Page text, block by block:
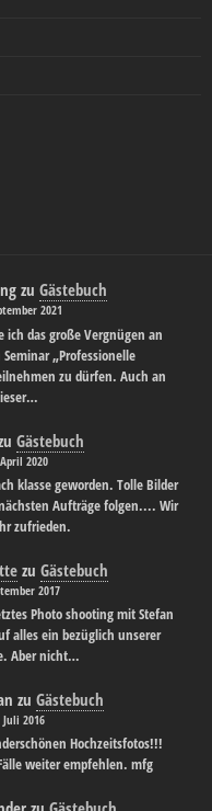
zuGästebuch
2021
das große Vergnügen an
„Professionelle
zu dürfen. Auch an
Gästebuch
2020
klasse geworden. Tolle Bilder
Aufträge folgen.... Wir
zufrieden.
zuGästebuch
2017
Photo shooting mit Stefan
alles ein bezüglich unserer
Aber nicht…
zuGästebuch
Juli 2016
Hochzeitsfotos!!!
weiter empfehlen. mfg